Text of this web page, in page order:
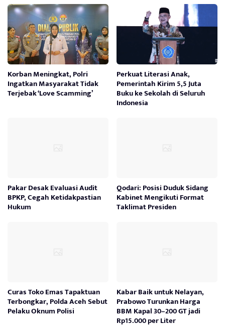
Korban Meningkat, Polri
Ingatkan Masyarakat Tidak
Terjebak ‘Love Scamming’
Perkuat Literasi Anak,
Pemerintah Kirim 5,5 Juta
Buku ke Sekolah di Seluruh
Indonesia
Pakar Desak Evaluasi Audit
BPKP, Cegah Ketidakpastian
Hukum
Qodari: Posisi Duduk Sidang
Kabinet Mengikuti Format
Taklimat Presiden
Curas Toko Emas Tapaktuan
Terbongkar, Polda Aceh Sebut
Pelaku Oknum Polisi
Kabar Baik untuk Nelayan,
Prabowo Turunkan Harga
BBM Kapal 30–200 GT jadi
Rp15.000 per Liter